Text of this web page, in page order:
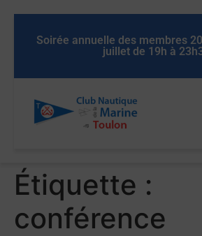
Soirée annuelle des membres
juillet de 19h à
Étiquette :
conférence